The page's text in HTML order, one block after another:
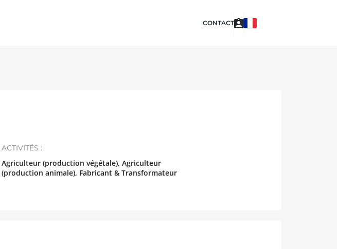
CONTACT
ACTIVITÉS :
Agriculteur (production végétale), Agriculteur
(production animale), Fabricant & Transformateur